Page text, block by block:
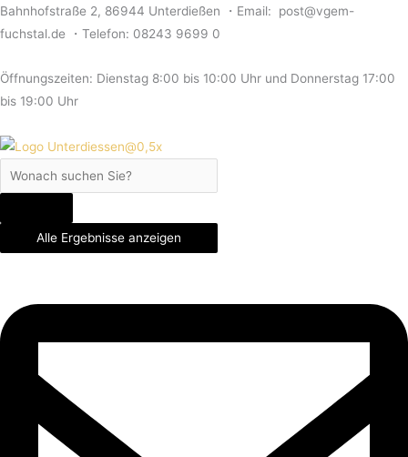
Zum
Inhalt
Bahnhofstraße 2, 86944 Unterdießen ・Email: post@vgem-
fuchstal.de ・Telefon: 08243 9699 0
Öffnungszeiten: Dienstag 8:00 bis 10:00 Uhr und Donnerstag 17:00
bis 19:00 Uhr
Search
...
Alle Ergebnisse anzeigen
Search
...
Search
...